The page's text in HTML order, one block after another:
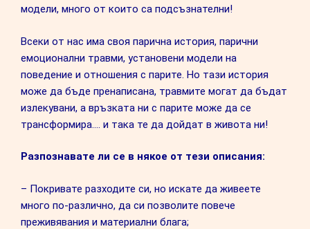
модели, много от които са подсъзнателни!
Всеки от нас има своя парична история, парични
емоционални травми, установени модели на
поведение и отношения с парите. Но тази история
може да бъде пренаписана, травмите могат да бъдат
излекувани, а връзката ни с парите може да се
трансформира…. и така те да дойдат в живота ни!
Разпознавате ли се в някое от тези описания:
– Покривате разходите си, но искате да живеете
много по-различно, да си позволите повече
преживявания и материални блага;